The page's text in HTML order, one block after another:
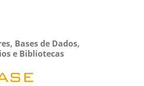
Bases de Dados,
e Bibliotecas